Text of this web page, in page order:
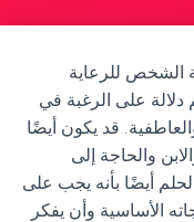
الشخص للرعاية
دلالة على الرغبة في
قد يكون أيضًا
والحاجة إلى
أيضًا بأنه يجب على
الأساسية وأن يفكر